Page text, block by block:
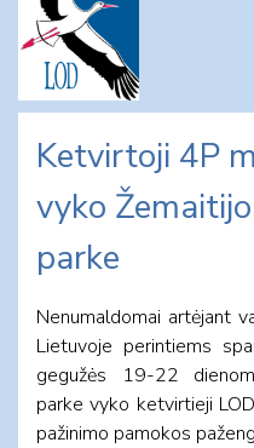
content
Ketvirtoji 4P
vyko
parke
Nenumaldomai artėjant
Lietuvoje perintiems
gegužės 19-22
parke vyko ketvirtieji
pažinimo pamokos